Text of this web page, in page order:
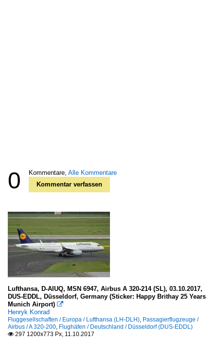
0 Kommentare, Alle Kommentare
Kommentar verfassen
Lufthansa, D-AIUQ, MSN 6947, Airbus A 320-214 (SL), 03.10.2017,
DUS-EDDL, Düsseldorf, Germany (Sticker: Happy Brithay 25 Years
Munich Airport) 
Henryk Konrad
Fluggesellschaften / Europa / Lufthansa (LH-DLH), Passagierflugzeuge /
Airbus / A 320-200, Flughäfen / Deutschland / Düsseldorf (DUS-EDDL)
 297 1200x773 Px, 11.10.2017